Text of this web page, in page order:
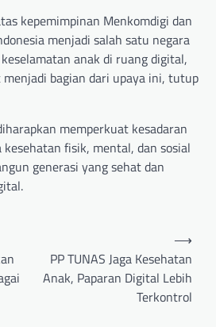
kepemimpinan Menkomdigi dan
menjadi salah satu negara
anak di ruang digital,
bagian dari upaya ini, tutup
memperkuat kesadaran
fisik, mental, dan sosial
generasi yang sehat dan
PP TUNAS Jaga Kesehatan
Anak, Paparan Digital Lebih
Terkontrol
⟶